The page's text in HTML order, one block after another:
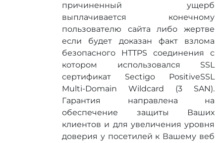
причиненный ущерб
выплачивается конечному
пользователю сайта либо жертве
если будет доказан факт взлома
безопасного HTTPS соединения с
котором использовался SSL
сертификат Sectigo PositiveSSL
Multi-Domain Wildcard (3 SAN).
Гарантия направлена на
обеспечение защиты Ваших
клиентов и для увеличения уровня
доверия у посетилей к Вашему веб